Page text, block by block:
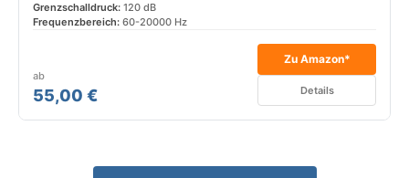
Grenzschalldruck: 120 dB
Frequenzbereich: 60-20000 Hz
ab
55,00 €
Zu Amazon*
Details